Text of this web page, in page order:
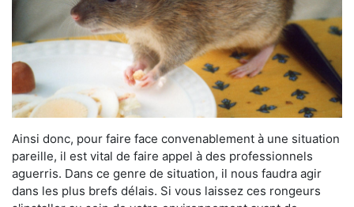
Ainsi donc, pour faire face convenablement à une situation
pareille, il est vital de faire appel à des professionnels
aguerris. Dans ce genre de situation, il nous faudra agir
dans les plus brefs délais. Si vous laissez ces rongeurs